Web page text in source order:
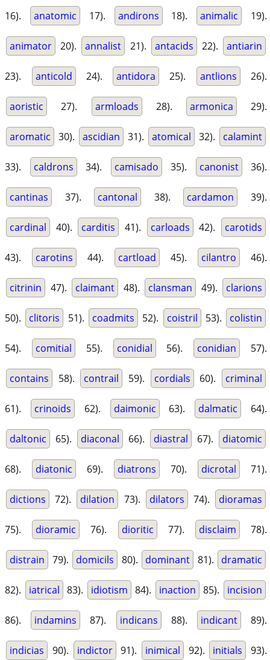
16). anatomic 17). andirons 18). animalic 19).
animator 20). annalist 21). antacids 22). antiarin
23). anticold 24). antidora 25). antlions 26).
aoristic 27). armloads 28). armonica 29).
aromatic 30). ascidian 31). atomical 32). calamint
33). caldrons 34). camisado 35). canonist 36).
cantinas 37). cantonal 38). cardamon 39).
cardinal 40). carditis 41). carloads 42). carotids
43). carotins 44). cartload 45). cilantro 46).
citrinin 47). claimant 48). clansman 49). clarions
50). clitoris 51). coadmits 52). coistril 53). colistin
54). comitial 55). conidial 56). conidian 57).
contains 58). contrail 59). cordials 60). criminal
61). crinoids 62). daimonic 63). dalmatic 64).
daltonic 65). diaconal 66). diastral 67). diatomic
68). diatonic 69). diatrons 70). dicrotal 71).
dictions 72). dilation 73). dilators 74). dioramas
75). dioramic 76). dioritic 77). disclaim 78).
distrain 79). domicils 80). dominant 81). dramatic
82). iatrical 83). idiotism 84). inaction 85). incision
86). indamins 87). indicans 88). indicant 89).
indicias 90). indictor 91). inimical 92). initials 93).